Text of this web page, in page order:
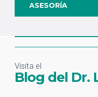
ASESORÍA
Visita el
Blog del Dr.